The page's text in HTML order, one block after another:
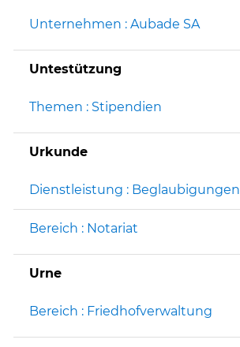
Unternehmen : Aubade SA
Untestützung
Themen : Stipendien
Urkunde
Dienstleistung : Beglaubigungen
Bereich : Notariat
Urne
Bereich : Friedhofverwaltung